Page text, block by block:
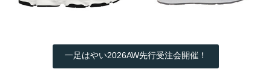
一足はやい2026AW先行受注会開催！